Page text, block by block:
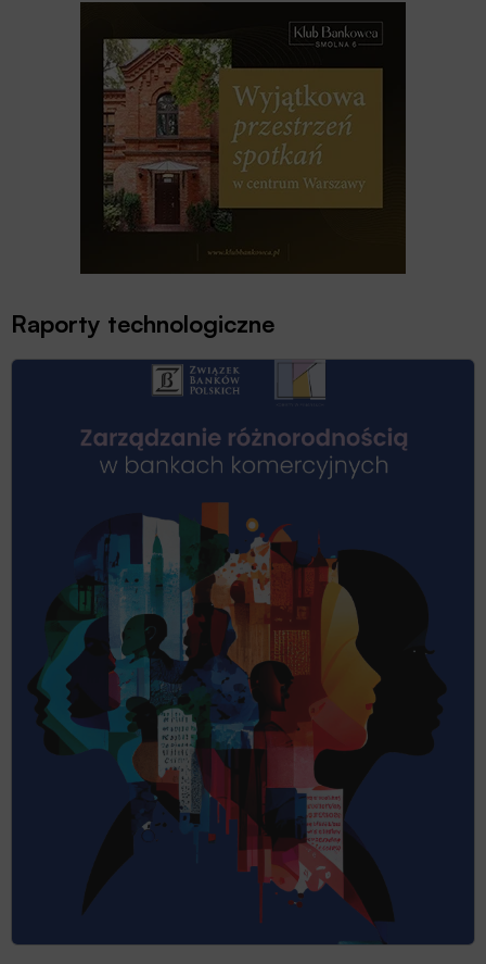
Raporty technologiczne